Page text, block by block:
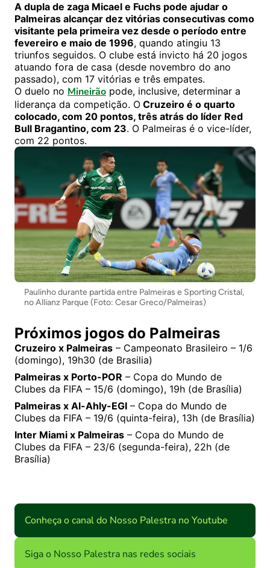
A dupla de zaga Micael e Fuchs pode ajudar o
Palmeiras alcançar dez vitórias consecutivas como
visitante pela primeira vez desde o período entre
fevereiro e maio de 1996, quando atingiu 13
triunfos seguidos. O clube está invicto há 20 jogos
atuando fora de casa (desde novembro do ano
passado), com 17 vitórias e três empates.
O duelo no Mineirão pode, inclusive, determinar a
liderança da competição. O Cruzeiro é o quarto
colocado, com 20 pontos, três atrás do líder Red
Bull Bragantino, com 23. O Palmeiras é o vice-líder,
com 22 pontos.
Paulinho durante partida entre Palmeiras e Sporting Cristal,
no Allianz Parque (Foto: Cesar Greco/Palmeiras)
Próximos jogos do Palmeiras
Cruzeiro x Palmeiras – Campeonato Brasileiro – 1/6
(domingo), 19h30 (de Brasilia)
Palmeiras x Porto-POR – Copa do Mundo de
Clubes da FIFA – 15/6 (domingo), 19h (de Brasília)
Palmeiras x Al-Ahly-EGI – Copa do Mundo de
Clubes da FIFA – 19/6 (quinta-feira), 13h (de Brasília)
Inter Miami x Palmeiras – Copa do Mundo de
Clubes da FIFA – 23/6 (segunda-feira), 22h (de
Brasília)
Conheça o canal do Nosso Palestra no Youtube
Siga o Nosso Palestra nas redes sociais